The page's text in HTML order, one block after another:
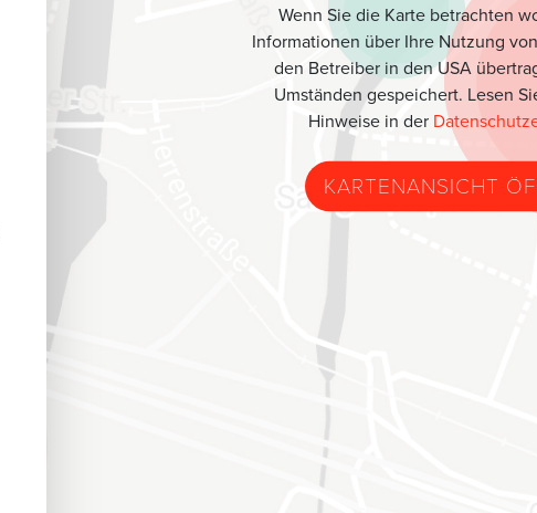
Wenn Sie die Karte betrachten
Informationen über Ihre Nutzung
den Betreiber in den USA
Umständen gespeichert. Lesen
Hinweise in der
KARTENANSICHT